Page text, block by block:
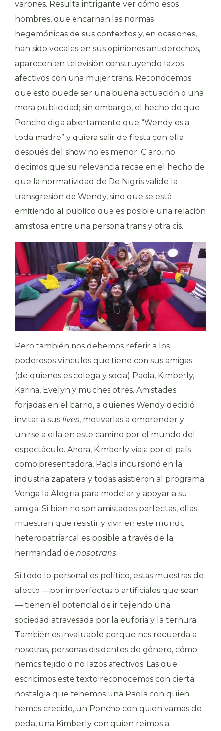
varones. Resulta intrigante ver cómo esos
hombres, que encarnan las normas
hegemónicas de sus contextos y, en ocasiones,
han sido vocales en sus opiniones antiderechos,
aparecen en televisión construyendo lazos
afectivos con una mujer trans. Reconocemos
que esto puede ser una buena actuación o una
mera publicidad; sin embargo, el hecho de que
Poncho diga abiertamente que “Wendy es a
toda madre” y quiera salir de fiesta con ella
después del show no es menor. Claro, no
decimos que su relevancia recae en el hecho de
que la normatividad de De Nigris valide la
transgresión de Wendy, sino que se está
emitiendo al público que es posible una relación
amistosa entre una persona trans y otra cis.
Pero también nos debemos referir a los
poderosos vínculos que tiene con sus amigas
(de quienes es colega y socia) Paola, Kimberly,
Karina, Evelyn y muches otres. Amistades
forjadas en el barrio, a quienes Wendy decidió
invitar a sus lives, motivarlas a emprender y
unirse a ella en este camino por el mundo del
espectáculo. Ahora, Kimberly viaja por el país
como presentadora, Paola incursionó en la
industria zapatera y todas asistieron al programa
Venga la Alegría para modelar y apoyar a su
amiga. Si bien no son amistades perfectas, ellas
muestran que resistir y vivir en este mundo
heteropatriarcal es posible a través de la
hermandad de nosotrans.
Si todo lo personal es político, estas muestras de
afecto —por imperfectas o artificiales que sean
— tienen el potencial de ir tejiendo una
sociedad atravesada por la euforia y la ternura.
También es invaluable porque nos recuerda a
nosotras, personas disidentes de género, cómo
hemos tejido o no lazos afectivos. Las que
escribimos este texto reconocemos con cierta
nostalgia que tenemos una Paola con quien
hemos crecido, un Poncho con quien vamos de
peda, una Kimberly con quien reímos a